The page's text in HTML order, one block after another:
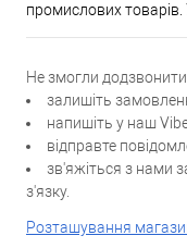
промислових товарів.
Не змогли
залишіть
напишіть у наш
відправте
зв'яжіться з нами
з'язку.
Розташування